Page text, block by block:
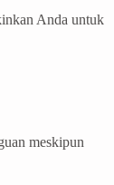
Anda untuk
meskipun